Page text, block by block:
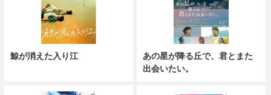
鯨が消えた入り江
あの星が降る丘で、君とまた
出会いたい。